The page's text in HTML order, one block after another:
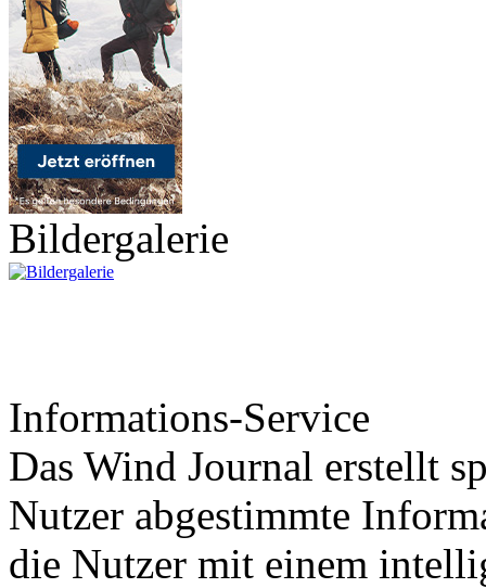
Bildergalerie
Informations-Service
Das Wind Journal erstellt
Nutzer abgestimmte
die Nutzer mit einem